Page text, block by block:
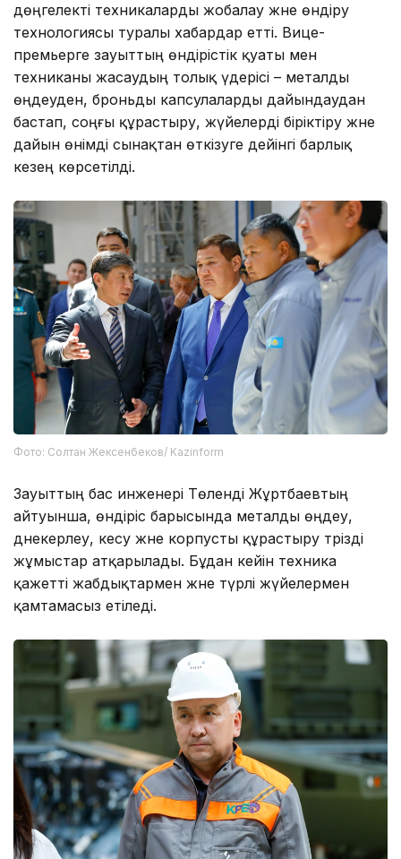
дөңгелекті техникаларды жобалау және өндіру
технологиясы туралы хабардар етті. Вице-
премьерге зауыттың өндірістік қуаты мен
техниканы жасаудың толық үдерісі – металды
өңдеуден, броньды капсулаларды дайындаудан
бастап, соңғы құрастыру, жүйелерді біріктіру және
дайын өнімді сынақтан өткізуге дейінгі барлық
кезең көрсетілді.
Фото: Солтан Жексенбеков/ Kazinform
Зауыттың бас инженері Төленді Жұртбаевтың
айтуынша, өндіріс барысында металды өңдеу,
дәнекерлеу, кесу және корпусты құрастыру тәрізді
жұмыстар атқарылады. Бұдан кейін техника
қажетті жабдықтармен және түрлі жүйелермен
қамтамасыз етіледі.